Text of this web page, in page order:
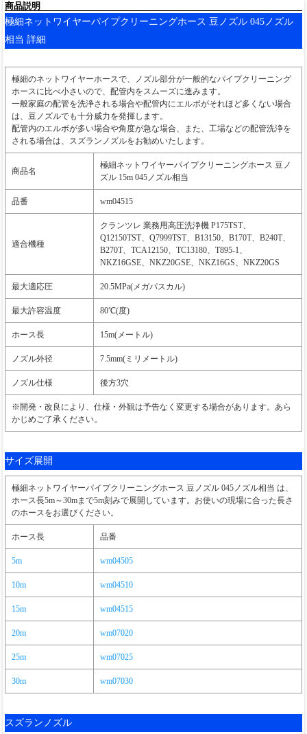
商品説明
極細ネットワイヤーパイプクリーニングホース 豆ノズル 045ノズル
相当 詳細
極細のネットワイヤーホースで、ノズル部分が一般的なパイプクリーニング
ホースに比べ小さいので、配管内をスムーズに進みます。
一般家庭の配管を洗浄される場合や配管内にエルボがそれほど多くない場合
は、豆ノズルでも十分威力を発揮します。
配管内のエルボが多い場合や角度が急な場合、また、工場などの配管洗浄を
される場合は、スズランノズルをお勧めいたします。
商品名
極細ネットワイヤーパイプクリーニングホース 豆ノ
ズル 15m 045ノズル相当
品番 wm04515
適合機種
クランツレ 業務用高圧洗浄機 P175TST、
Q12150TST、Q7999TST、B13150、B170T、B240T、
B270T、TCA12150、TC13180、T895-1、
NKZ16GSE、NKZ20GSE、NKZ16GS、NKZ20GS
最大適応圧 20.5MPa(メガパスカル)
最大許容温度 80℃(度)
ホース長 15m(メートル)
ノズル外径 7.5mm(ミリメートル)
ノズル仕様 後方3穴
※開発・改良により、仕様・外観は予告なく変更する場合があります。あら
かじめご了承ください。
サイズ展開
極細ネットワイヤーパイプクリーニングホース 豆ノズル 045ノズル相当 は、
ホース長5m～30mまで5m刻みで展開しています。お使いの現場に合った長さ
のホースをお選びください。
ホース長 品番
5m wm04505
10m wm04510
15m wm04515
20m wm07020
25m wm07025
30m wm07030
スズランノズル